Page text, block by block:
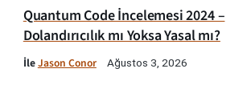
Quantum Code İncelemesi 2024 –
Dolandırıcılık mı Yoksa Yasal mı?
İleJason Conor Ağustos 3, 2026